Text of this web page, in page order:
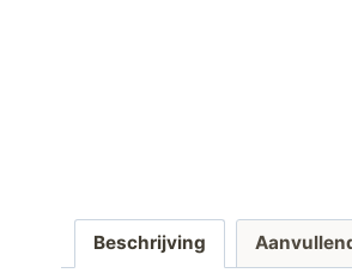
Beschrijving